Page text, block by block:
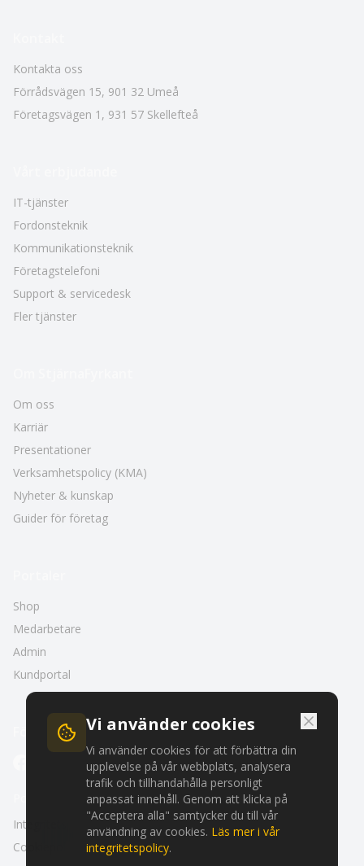
Kontakta oss
Förrådsvägen 15, 901 32 Umeå
Företagsvägen 1 , 931 57 Skellefteå
IT-tjänster
Fordonsteknik
Kommunikationsteknik
Företagstelefoni
Support & servicedesk
Fler tjänster
Om oss
Karriär
Presentationer
Verksamhetspolicy (KMA)
Nyheter & kunskap
Guider för företag
Shop
Medarbetare
Admin
Kundportal
Följ oss
Integritetspolicy
Cookiepolicy
Vi använder cookies
Vi använder cookies för att förbättra din
upplevelse på vår webbplats, analysera
trafik och tillhandahålla personligt
anpassat innehåll. Genom att klicka på
"Acceptera alla" samtycker du till vår
användning av cookies. Läs mer i vår
integritetspolicy.